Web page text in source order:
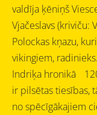
valdīja ķēniņš
Vjačeslavs (kriviču:
Polockas kņazu,
vikingiem, radinieks.
Indriķa hronikā
ir pilsētas tiesības,
no spēcīgākajiem